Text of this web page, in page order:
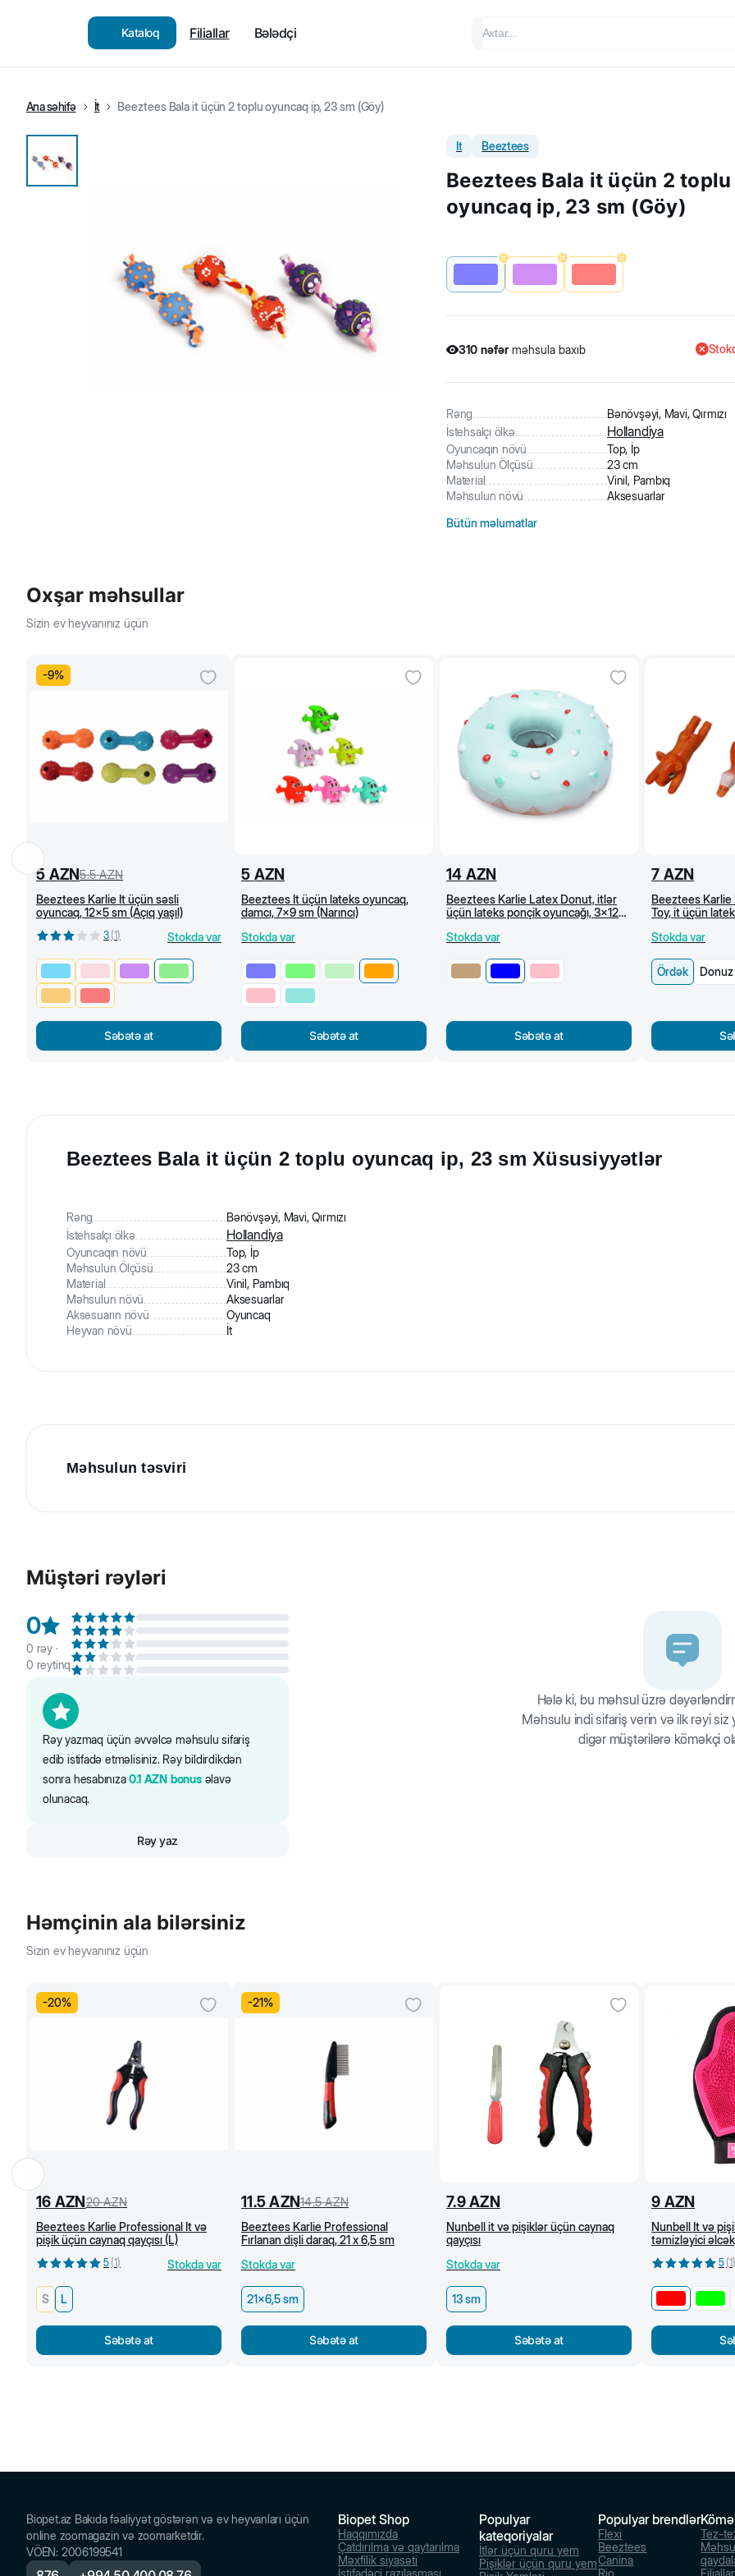
Kataloq Filiallar Bələdçi
Ana səhifə İt Beeztees Bala it üçün 2 toplu oyuncaq ip, 23 sm (Göy)
İt Beeztees
Beeztees Bala it üçün 2 toplu
oyuncaq ip, 23 sm (Göy)
310 nəfər məhsula baxıb
Rəng
Bənövşəyi, Mavi, Qırmızı
İstehsalçı ölkə
Hollandiya
Oyuncaqın növü
Top, İp
Məhsulun Ölçüsü
23 cm
Material
Vinil, Pambıq
Məhsulun növü
Aksesuarlar
Bütün məlumatlar
Oxşar məhsullar
Sizin ev heyvanınız üçün
-9%
5 AZN5.5 AZN
Beeztees Karlie İt üçün səsli
oyuncaq, 12x5 sm (Açıq yaşıl)
3 (1) Stokda var
Səbətə at
5 AZN
Beeztees İt üçün lateks oyuncaq,
damcı, 7x9 sm (Narıncı)
Stokda var
Səbətə at
14 AZN
Beeztees Karlie Latex Donut, itlər
üçün lateks ponçik oyuncağı, 3x12
Stokda var
Səbətə at
7 AZN
Beeztees
Toy, it üçün
Stokda var
Ördək Donuz
Beeztees Bala it üçün 2 toplu oyuncaq ip, 23 sm Xüsusiyyətlər
Rəng
Bənövşəyi, Mavi, Qırmızı
İstehsalçı ölkə
Hollandiya
Oyuncaqın növü
Top, İp
Məhsulun Ölçüsü
23 cm
Material
Vinil, Pambıq
Məhsulun növü
Aksesuarlar
Aksesuarın növü
Oyuncaq
Heyvan növü
İt
Məhsulun təsviri
Müştəri rəyləri
0
0 rəy ·
0 reytinq
Rəy yazmaq üçün əvvəlcə məhsulu sifariş
edib istifadə etməlisiniz. Rəy bildirdikdən
sonra hesabınıza0.1 AZN bonusəlavə
olunacaq.
Rəy yaz
Hələ ki, bu məhsul üzrə
Məhsulu indi sifariş verin və ilk rəyi siz
digər müştərilərə köməkçi
Həmçinin ala bilərsiniz
Sizin ev heyvanınız üçün
-20%
16 AZN20 AZN
Beeztees Karlie Professional İt və
pişik üçün caynaq qayçısı (L)
5 (1) Stokda var
S L
Səbətə at
-21%
11.5 AZN14.5 AZN
Beeztees Karlie Professional
Fırlanan dişli daraq, 21 x 6,5 sm
Stokda var
21x6,5 sm
Səbətə at
7.9 AZN
Nunbell it və pişiklər üçün caynaq
qayçısı
Stokda var
13 sm
Səbətə at
9 AZN
Nunbell İt və
təmizləyici əlcək,
5 (1)
Biopet.az Bakıda fəaliyyət göstərən və ev heyvanları üçün
online zoomagazin və zoomarketdir.
VÖEN: 2006199541
Biopet Shop
Haqqımızda
Çatdırılma və qaytarılma
Məxfilik siyasəti
Populyar
kateqoriyalar
İtlər üçün quru yem
Pişiklər üçün quru yem
Populyar brendlər
Flexi
Beeztees
Canina
Tez-